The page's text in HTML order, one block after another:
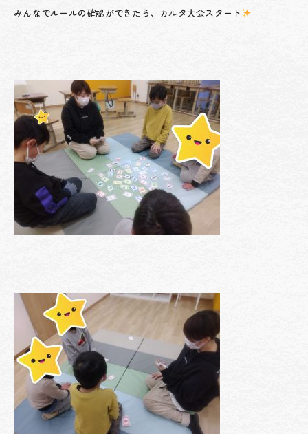
みんなでルールの確認ができたら、カルタ大会スタート